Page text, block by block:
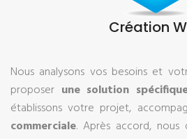
Création
Nous analysons vos besoins et
proposer une solution
établissons votre projet,
commerciale. Après accord, nous